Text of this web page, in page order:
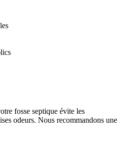
fosse septique évite les
odeurs. Nous recommandons une